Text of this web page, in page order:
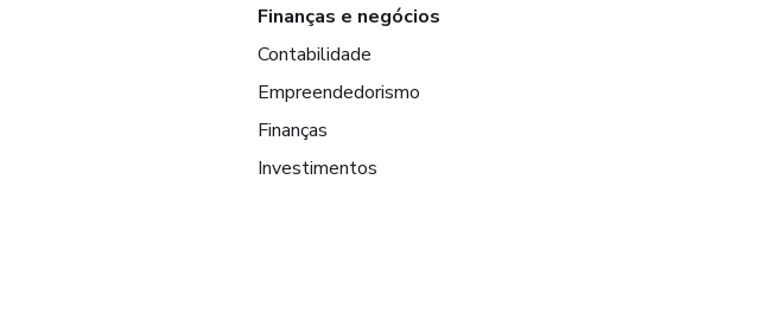
Finanças e negócios
Contabilidade
Empreendedorismo
Finanças
Investimentos